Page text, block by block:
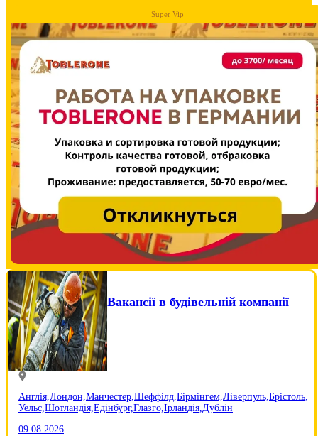
Super Vip
Вакансії в будівельній компанії
Англія, Лондон, Манчестер, Шеффілд, Бірмінгем, Ліверпуль, Брістоль,
Уельс, Шотландія, Едінбург,Глазго, Ірландія, Дублін
09.08.2026